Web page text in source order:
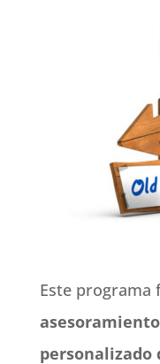
Este programa
personalizado